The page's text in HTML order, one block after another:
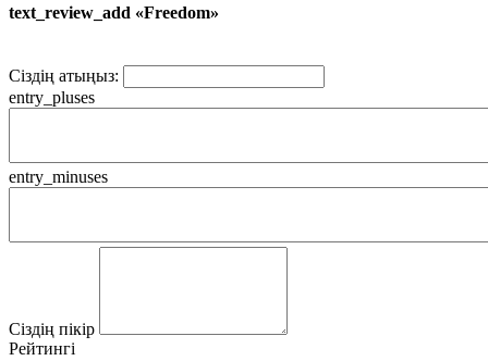
text_review_add «Freedom»
Сіздің атыңыз:
entry_pluses
entry_minuses
Сіздің пікір
Рейтингі